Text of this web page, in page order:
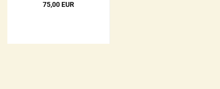
75,00 EUR